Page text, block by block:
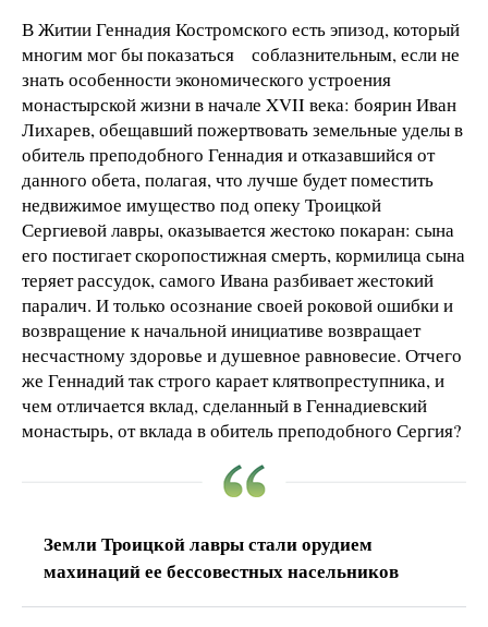
В Житии Геннадия Костромского есть эпизод, который
многим мог бы показаться соблазнительным, если не
знать особенности экономического устроения
монастырской жизни в начале XVII века: боярин Иван
Лихарев, обещавший пожертвовать земельные уделы в
обитель преподобного Геннадия и отказавшийся от
данного обета, полагая, что лучше будет поместить
недвижимое имущество под опеку Троицкой
Сергиевой лавры, оказывается жестоко покаран: сына
его постигает скоропостижная смерть, кормилица сына
теряет рассудок, самого Ивана разбивает жестокий
паралич. И только осознание своей роковой ошибки и
возвращение к начальной инициативе возвращает
несчастному здоровье и душевное равновесие. Отчего
же Геннадий так строго карает клятвопреступника, и
чем отличается вклад, сделанный в Геннадиевский
монастырь, от вклада в обитель преподобного Сергия?
Земли Троицкой лавры стали орудием
махинаций ее бессовестных насельников